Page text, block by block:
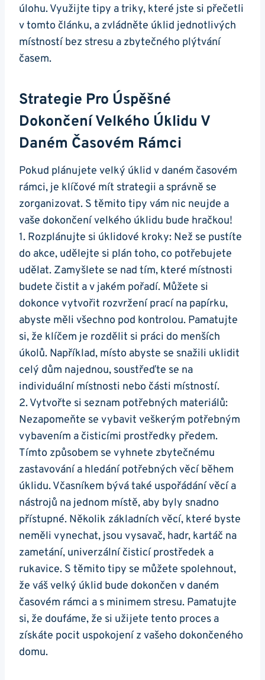
úlohu. Využijte tipy a triky, které jste si přečetli
v tomto článku, a zvládněte úklid jednotlivých
místností bez stresu a zbytečného plýtvání
časem.
Strategie Pro Úspěšné
Dokončení Velkého Úklidu V
Daném Časovém Rámci
Pokud plánujete velký úklid v daném časovém
rámci, je klíčové mít strategii a správně se
zorganizovat. S těmito tipy vám nic neujde a
vaše dokončení velkého úklidu bude hračkou!
1. Rozplánujte si úklidové kroky: Než se pustíte
do akce, udělejte si plán toho, co potřebujete
udělat. Zamyšlete se nad tím, které místnosti
budete čistit a v jakém pořadí. Můžete si
dokonce vytvořit rozvržení prací na papírku,
abyste měli všechno pod kontrolou. Pamatujte
si, že klíčem je rozdělit si práci do menších
úkolů. Například, místo abyste se snažili uklidit
celý dům najednou, soustřeďte se na
individuální místnosti nebo části místností.
2. Vytvořte si seznam potřebných materiálů:
Nezapomeňte se vybavit veškerým potřebným
vybavením a čisticími prostředky předem.
Tímto způsobem se vyhnete zbytečnému
zastavování a hledání potřebných věcí během
úklidu. Včasníkem bývá také uspořádání věcí a
nástrojů na jednom místě, aby byly snadno
přístupné. Několik základních věcí, které byste
neměli vynechat, jsou vysavač, hadr, kartáč na
zametání, univerzální čisticí prostředek a
rukavice. S těmito tipy se můžete spolehnout,
že váš velký úklid bude dokončen v daném
časovém rámci a s minimem stresu. Pamatujte
si, že doufáme, že si užijete tento proces a
získáte pocit uspokojení z vašeho dokončeného
domu.